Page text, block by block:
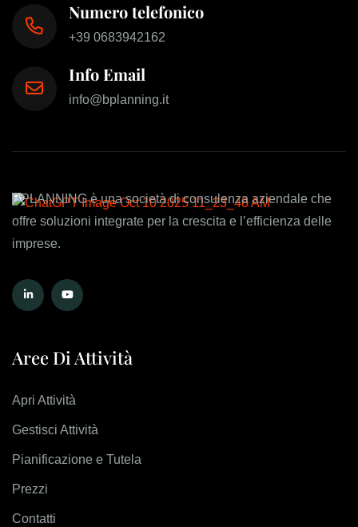
Numero telefonico
+39 0683942162
Info Email
info@bplanning.it
BPLANNING è una società di consulenza aziendale che
offre soluzioni integrate per la crescita e l’efficienza delle
imprese.
Aree Di Attività
Apri Attività
Gestisci Attività
Pianificazione e Tutela
Prezzi
Contatti